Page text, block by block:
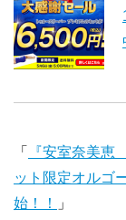
「
『安室奈美
ット限定オルゴ
始！！
」